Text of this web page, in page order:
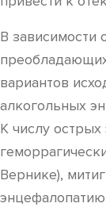
В зависимости
вариантов
алкогольных
К числу острых
Вернике),